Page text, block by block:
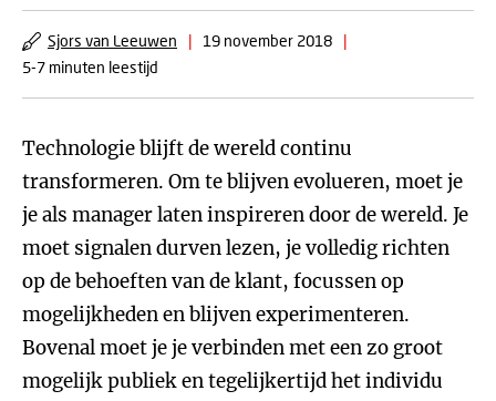
Sjors van Leeuwen | 19 november 2018
|
5-7 minuten leestijd
Technologie blijft de wereld continu
transformeren. Om te blijven evolueren, moet je
je als manager laten inspireren door de wereld. Je
moet signalen durven lezen, je volledig richten
op de behoeften van de klant, focussen op
mogelijkheden en blijven experimenteren.
Bovenal moet je je verbinden met een zo groot
mogelijk publiek en tegelijkertijd het individu